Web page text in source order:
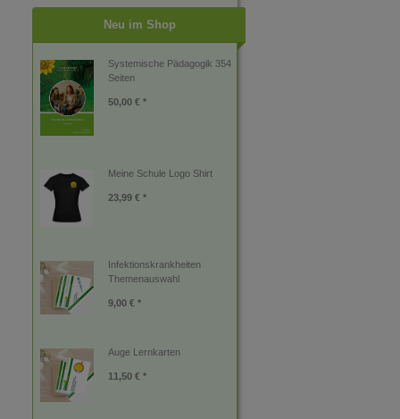
Neu im Shop
Systemische Pädagogik 354
Seiten
50,00 € *
Meine Schule Logo Shirt
23,99 € *
Infektionskrankheiten
Themenauswahl
9,00 € *
Auge Lernkarten
11,50 € *